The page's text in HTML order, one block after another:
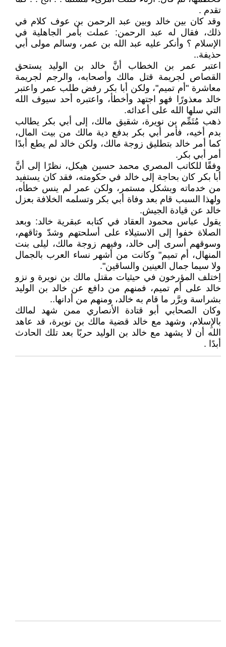
تقدم .
وقد كان بين خالد وبين عبد الرحمن بن عوف كلام في
ذلك، فقال له عبد الرحمن: عملت بأمر الجاهلية في
الإسلام ؟ وأنكر عليه عبد الله بن عمر، وسالم مولى أبي
حذيفة..
اعتبر عمر بن الخطاب أنَّ خالد بن الوليد يستحق
القصاص لجريمة قتل مالك وأصحابه، والرجم لجريمة
معاشرة "أم تميم"، ولكن أبا بكر رفض طلب عمر واعتبر
خالد معذورًا فهو اجتهد وأخطأ، واعتبره أحد سيوف الله
التي سلها الله على أعدائه.
ذهب مُتَمِّم بن نويرة، شقيق مالك، إلى أبي بكر يطالب
بدم أخيه، فأمر أبي بكر بدفع دية مالك من بيت المال،
كما أمر خالد بتطليق زوجة مالك، ولكن خالد لم يطع أبدًا
أمر أبي بكر.
وفقًا للكاتب المصري محمد حسين هيكل، نظرًا إلى أنَّ
أبا بكر كان بحاجة إلى خالد في حكومته، فقد كان يستفيد
من خدماته وبشكل مستمر، ولكن عمر لم ينس خطأه،
ولهذا السبب قام بعد وفاة أبي بكر وتسلمه الخلافة بعزل
خالد عن قيادة الجيش.
يقول عباس محمود العقاد في كتابه عبقرية خالد: وبعد
الصلاة خفوا إلى الاستيلاء على أسلحتهم وشدّ وثاقهم،
وسوقهم أسرى إلى خالد، وفيهم زوجة مالك، ليلى بنت
المنهال، أم تميم" وكانت من أشهر نساء العرب بالجمال
ولا سيما جمال العينين والساقين".
اِختلف المؤرخون في حيثيات مقتل مالك بن نويرة و نزو
خالد على أم تميم، فمنهم من دافع عن خالد بن الوليد
بشراسة وبرَّر ما قام به خالد، ومنهم من أدانها..
وكان الصحابي أبو قتادة الأنصاري ممن شهد لمالك
بالإِسلام، وشهد مع خالد قضية مالك بن نويرة، قد عاهد
الله أن لا يشهد مع خالد بن الوليد حربًا بعد تلك الحادث
أبدًا .